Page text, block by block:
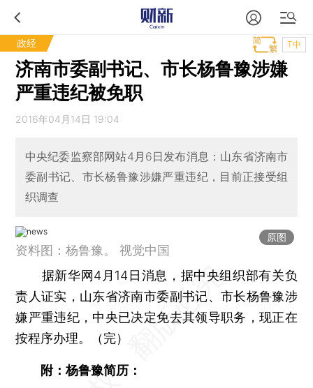
政经 T中
济南市委副书记、市长杨鲁豫涉嫌
严重违纪被免职
2016年04月14日 19:04
中央纪委监察部网站4月6日发布消息：山东省济南市
委副书记、市长杨鲁豫涉嫌严重违纪，目前正接受组
织调查
原图
资料图：杨鲁豫。 视觉中国
据新华网4月14日消息，据中央组织部有关负
责人证实，山东省济南市委副书记、市长杨鲁豫涉
嫌严重违纪，中央已决定免去其领导职务，现正在
按程序办理。（完）
附：杨鲁豫简历：